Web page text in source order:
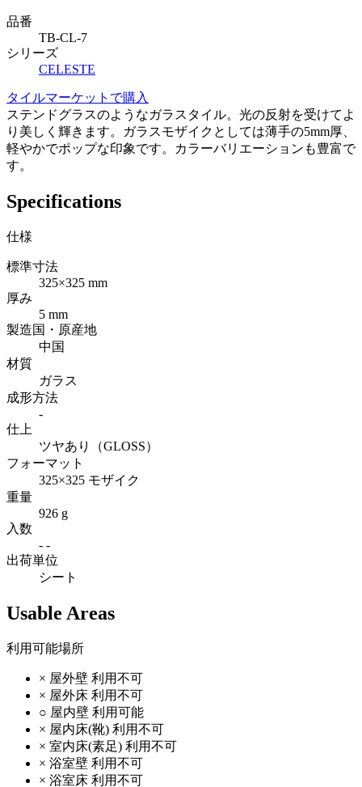
品番
TB-CL-7
シリーズ
CELESTE
タイルマーケットで購入
ステンドグラスのようなガラスタイル。光の反射を受けてよ
り美しく輝きます。ガラスモザイクとしては薄手の5mm厚、
軽やかでポップな印象です。カラーバリエーションも豊富で
す。
Specifications
仕様
標準寸法
325×325 mm
厚み
5 mm
製造国・原産地
中国
材質
ガラス
成形方法
-
仕上
ツヤあり（GLOSS）
フォーマット
325×325 モザイク
重量
926 g
入数
- -
出荷単位
シート
Usable Areas
利用可能場所
× 屋外壁 利用不可
× 屋外床 利用不可
○ 屋内壁 利用可能
× 屋内床(靴) 利用不可
× 室内床(素足) 利用不可
× 浴室壁 利用不可
× 浴室床 利用不可